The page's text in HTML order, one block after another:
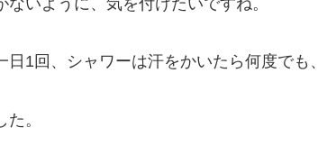
1回、シャワーは汗をかいたら何度でも、
。